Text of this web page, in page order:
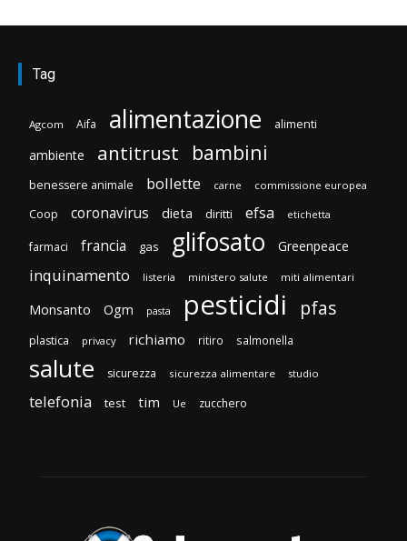
Tag
Agcom Aifa alimentazione alimenti
ambiente antitrust bambini
benessere animale bollette carne commissione europea
Coop coronavirus dieta diritti efsa etichetta
farmaci francia gas glifosato Greenpeace
inquinamento listeria ministero salute miti alimentari
Monsanto Ogm pasta pesticidi pfas
plastica privacy richiamo ritiro salmonella
salute sicurezza sicurezza alimentare studio
telefonia test tim Ue zucchero